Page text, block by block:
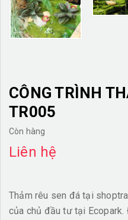
CÔNG TRÌNH
TR005
Còn hàng
Liên hệ
Thảm rêu sen đá tại
của chủ đầu tư tại